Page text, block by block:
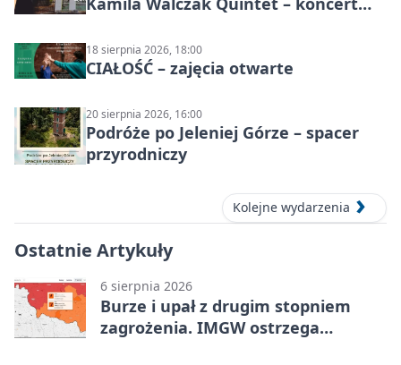
18 sierpnia 2026, 18:00
CIAŁOŚĆ – zajęcia otwarte
20 sierpnia 2026, 16:00
Podróże po Jeleniej Górze – spacer
przyrodniczy
Kolejne wydarzenia
Ostatnie Artykuły
6 sierpnia 2026
Burze i upał z drugim stopniem
zagrożenia. IMGW ostrzega